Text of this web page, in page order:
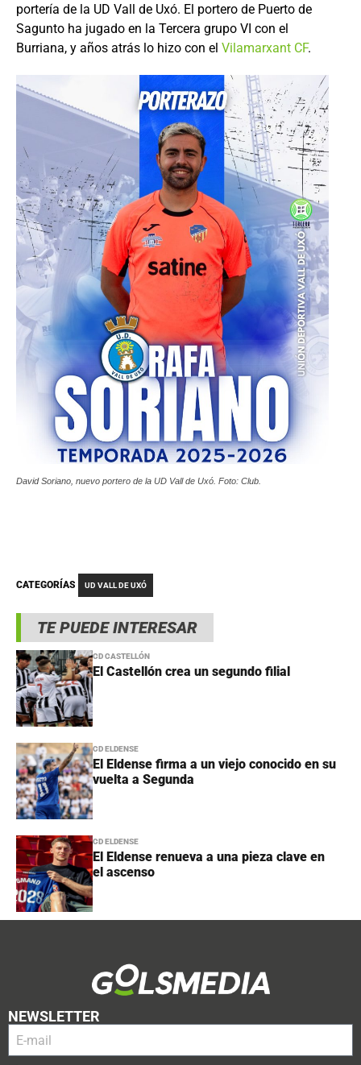
TE PUEDE INTERESAR
CD CASTELLÓN
El Castellón crea un segundo filial
CD ELDENSE
El Eldense firma a un viejo conocido en su
vuelta a Segunda
CD ELDENSE
El Eldense renueva a una pieza clave en
el ascenso
portería de la UD Vall de Uxó. El portero de Puerto de
Sagunto ha jugado en la Tercera grupo VI con el
Burriana, y años atrás lo hizo con el Vilamarxant CF.
David Soriano, nuevo portero de la UD Vall de Uxó. Foto: Club.
CATEGORÍAS UD VALL DE UXÓ
NEWSLETTER